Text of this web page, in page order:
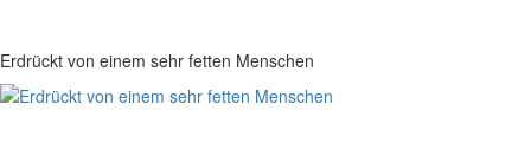
Erdrückt von einem sehr fetten Menschen